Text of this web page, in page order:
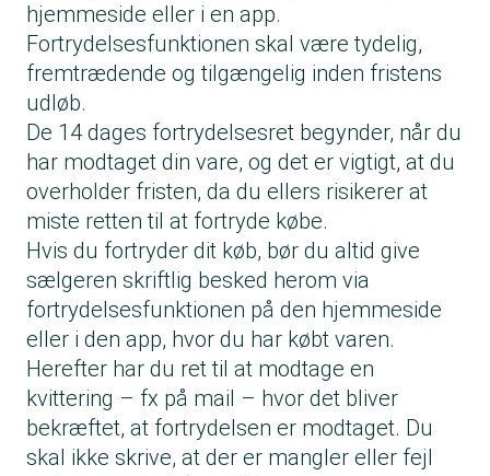
hjemmeside eller i en app.
Fortrydelsesfunktionen skal være tydelig,
fremtrædende og tilgængelig inden fristens
udløb.
De 14 dages fortrydelsesret begynder, når du
har modtaget din vare, og det er vigtigt, at du
overholder fristen, da du ellers risikerer at
miste retten til at fortryde købe.
Hvis du fortryder dit køb, bør du altid give
sælgeren skriftlig besked herom via
fortrydelsesfunktionen på den hjemmeside
eller i den app, hvor du har købt varen.
Herefter har du ret til at modtage en
kvittering – fx på mail – hvor det bliver
bekræftet, at fortrydelsen er modtaget. Du
skal ikke skrive, at der er mangler eller fejl